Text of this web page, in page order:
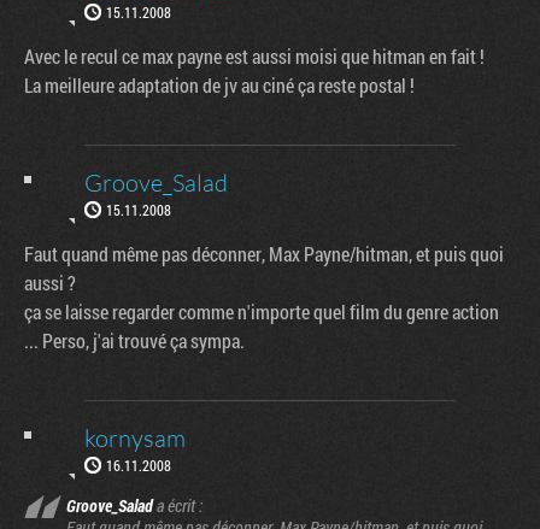
15.11.2008
Avec le recul ce max payne est aussi moisi que hitman en fait !
La meilleure adaptation de jv au ciné ça reste postal !
Groove_Salad
15.11.2008
Faut quand même pas déconner, Max Payne/hitman, et puis quoi
aussi ?
ça se laisse regarder comme n'importe quel film du genre action
... Perso, j'ai trouvé ça sympa.
kornysam
16.11.2008
Groove_Salada écrit :
Factornews